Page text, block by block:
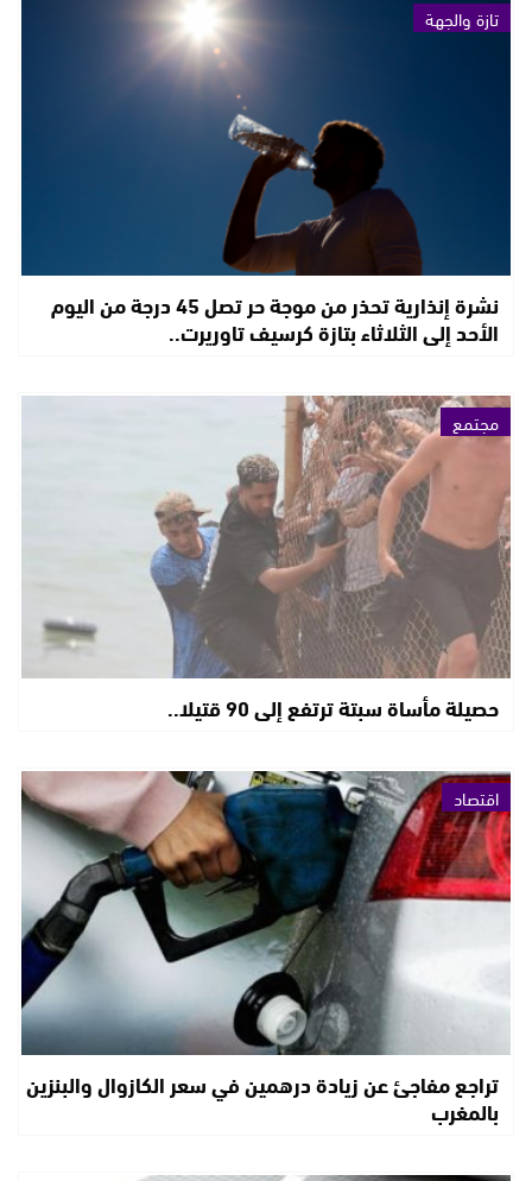
تازة والجهة
نشرة إنذارية تحذر من موجة حر تصل 45 درجة من اليوم
الأحد إلى الثلاثاء بتازة كرسيف تاوريرت..
مجتمع
حصيلة مأساة سبتة ترتفع إلى 90 قتيلا..
اقتصاد
تراجع مفاجئ عن زيادة درهمين في سعر الكازوال والبنزين
بالمغرب